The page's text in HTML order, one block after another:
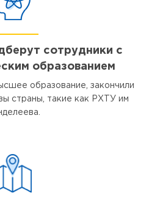
сотрудники с
образованием
образование, закончили
страны, такие как РХТУ им